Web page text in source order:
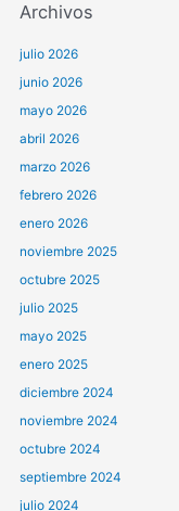
Archivos
julio 2026
junio 2026
mayo 2026
abril 2026
marzo 2026
febrero 2026
enero 2026
noviembre 2025
octubre 2025
julio 2025
mayo 2025
enero 2025
diciembre 2024
noviembre 2024
octubre 2024
septiembre 2024
julio 2024